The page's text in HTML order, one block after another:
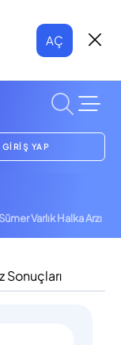
AÇ
GİRİŞ YAP
Sümer Varlık Halka Arzı
Sonuçları